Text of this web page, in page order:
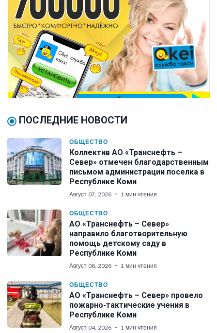
ПОСЛЕДНИЕ НОВОСТИ
ОБЩЕСТВО
Коллектив АО «Транснефть –
Север» отмечен благодарственным
письмом администрации поселка в
Республике Коми
Август 07, 2026 1 мин чтения
ОБЩЕСТВО
АО «Транснефть – Север»
направило благотворительную
помощь детскому саду в
Республике Коми
Август 06, 2026 1 мин чтения
ОБЩЕСТВО
АО «Транснефть – Север» провело
пожарно-тактические учения в
Республике Коми
Август 04, 2026 1 мин чтения